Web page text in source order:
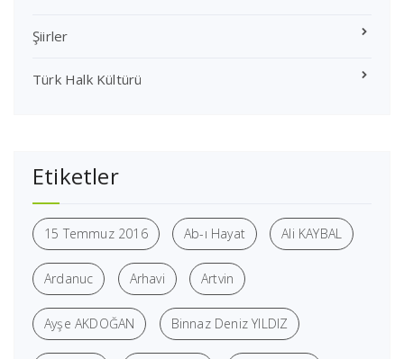
Şiirler
Türk Halk Kültürü
Etiketler
15 Temmuz 2016 Ab-ı Hayat Ali KAYBAL
Ardanuc Arhavi Artvin
Ayşe AKDOĞAN Binnaz Deniz YILDIZ